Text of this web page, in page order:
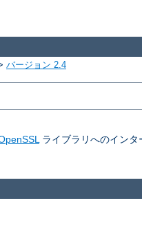
バージョン 2.4
ライブラリへのインタ